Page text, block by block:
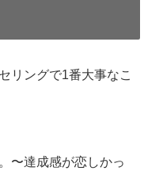
リングで1番大事なこ
〜達成感が恋しかっ